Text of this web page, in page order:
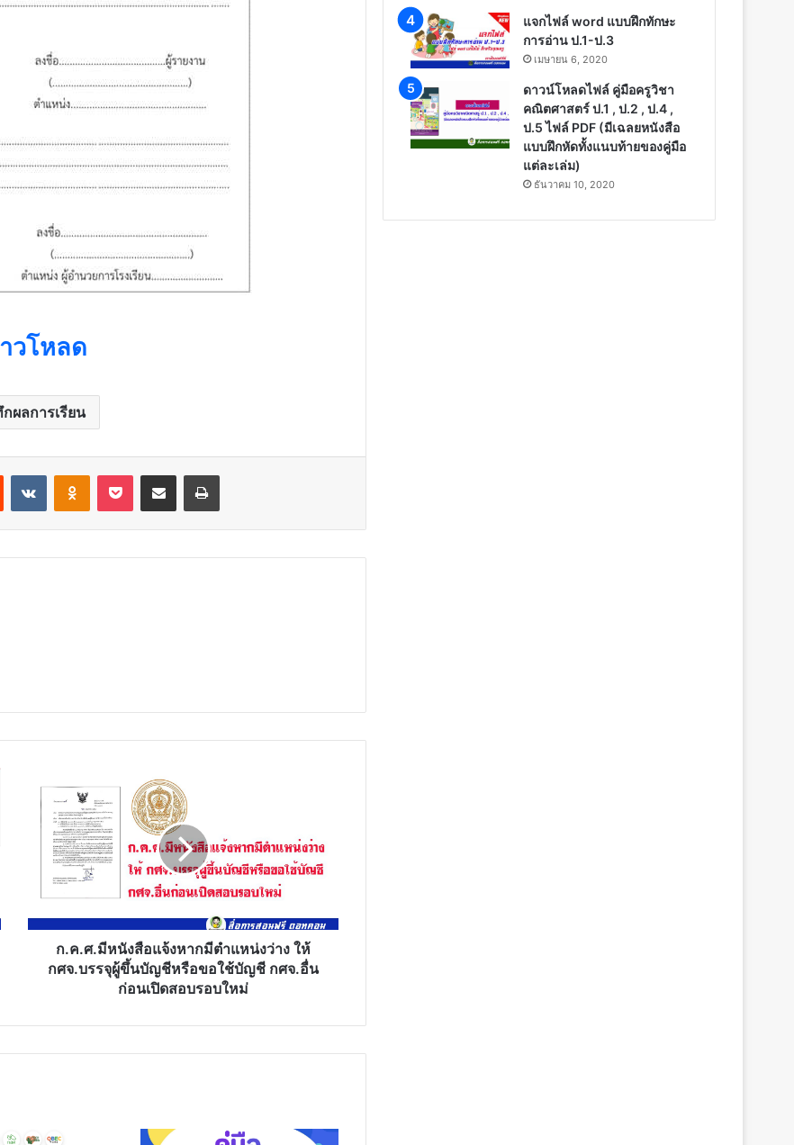
วโหลด
ผลการเรียน
Reddit VKontakteOdnoklassniki
Pocket Share via Email Print
ตำแหน่ง
กศจ.บรรจุ
สอบ
ก.ค.ศ.มีหนังสือแจ้งหากมีตำแหน่งว่าง ให้
กศจ.บรรจุผู้ขึ้นบัญชีหรือขอใช้บัญชี กศจ.อื่น
ก่อนเปิดสอบรอบใหม่
แจกไฟล์ word แบบฝึกทักษะ
การอ่าน ป.1-ป.3
เมษายน 6, 2020
ดาวน์โหลดไฟล์ คู่มือครูวิชา
คณิตศาสตร์ ป.1 , ป.2 , ป.4 ,
ป.5 ไฟล์ PDF (มีเฉลยหนังสือ
แบบฝึกหัดทั้งแนบท้ายของคู่มือ
แต่ละเล่ม)
ธันวาคม 10, 2020